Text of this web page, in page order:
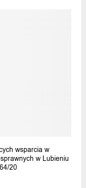
wsparcia w
w Lubieniu
20